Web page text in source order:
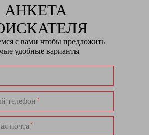
АНКЕТА
с вами чтобы предложить
удобные варианты
телефон*
почта*